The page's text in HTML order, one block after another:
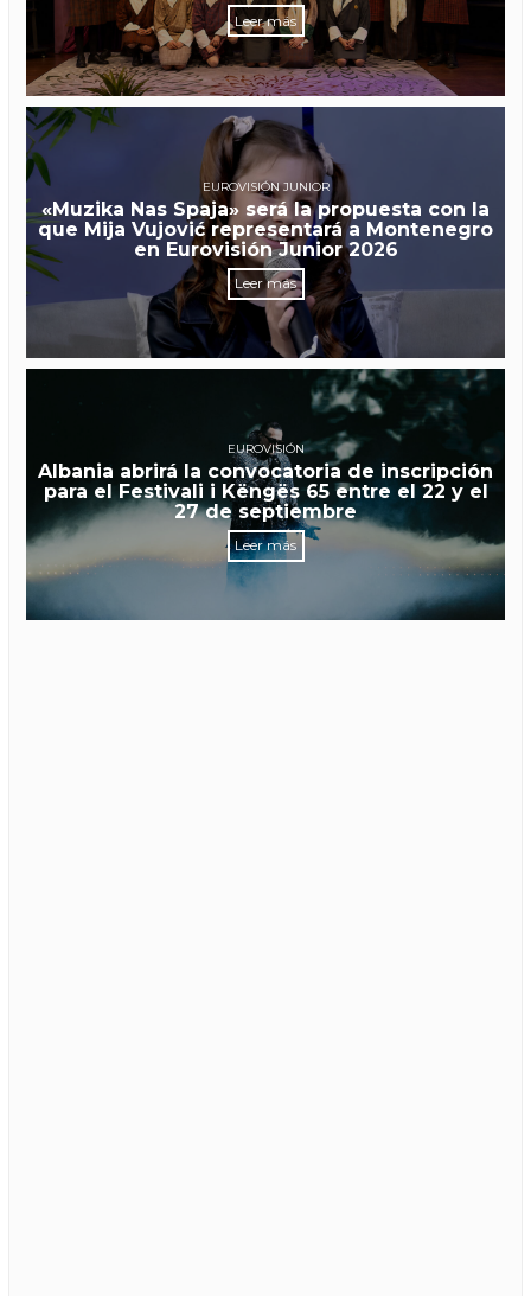
Leer más
EUROVISIÓN JUNIOR
«Muzika Nas Spaja» será la propuesta con la
que Mija Vujović representará a Montenegro
en Eurovisión Junior 2026
Leer más
EUROVISIÓN
Albania abrirá la convocatoria de inscripción
para el Festivali i Këngës 65 entre el 22 y el
27 de septiembre
Leer más